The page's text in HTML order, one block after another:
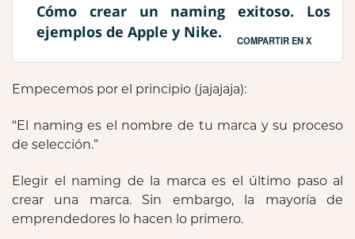
Cómo crear un naming exitoso. Los
ejemplos de Apple y Nike.
COMPARTIR EN X
Empecemos por el principio (jajajaja):
“El naming es el nombre de tu marca y su proceso
de selección.”
Elegir el naming de la marca es el último paso al
crear una marca. Sin embargo, la mayoría de
emprendedores lo hacen lo primero.